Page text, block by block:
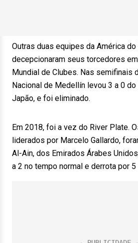
Outras duas equipes da América
decepcionaram seus torcedores
Mundial de Clubes. Nas semifinais
Nacional de Medellín levou 3 a 0
Japão, e foi eliminado.
Em 2018, foi a vez do River Plate.
liderados por Marcelo Gallardo,
Al-Ain, dos Emirados Árabes
a 2 no tempo normal e derrota por